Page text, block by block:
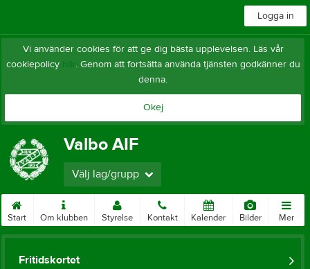
Logga in
Vi använder cookies för att ge dig bästa upplevelsen. Läs vår
cookiepolicy här. Genom att fortsätta använda tjänsten godkänner du
denna.
Okej
Valbo AIF
Välj lag/grupp
Start Om klubben Styrelse Kontakt Kalender Bilder Mer
Fritidskortet